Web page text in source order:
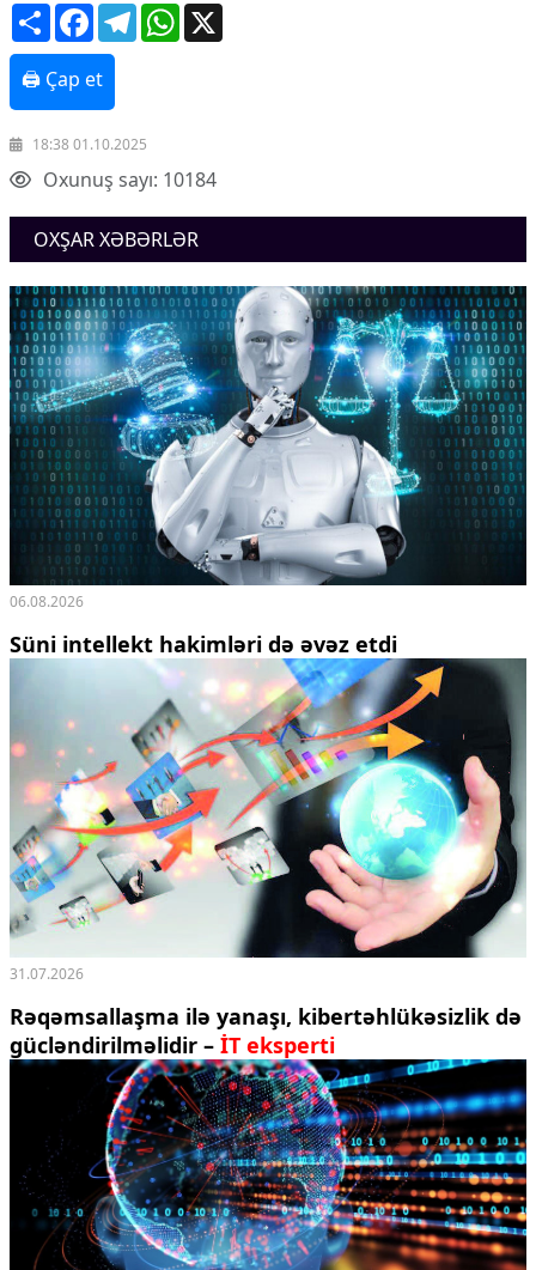
ShareFacebookTelegramWhatsApp
🖨 Çap et
18:38 01.10.2025
Oxunuş sayı: 10184
OXŞAR XƏBƏRLƏR
06.08.2026
Süni intellekt hakimləri də əvəz etdi
31.07.2026
Rəqəmsallaşma ilə yanaşı, kibertəhlükəsizlik də
gücləndirilməlidir – İT eksperti